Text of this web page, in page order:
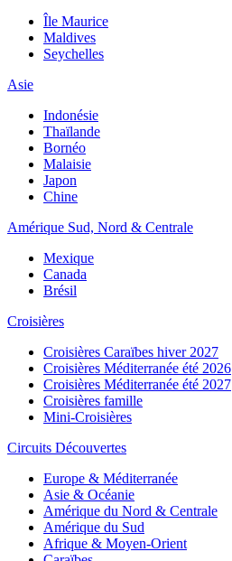
Île Maurice
Maldives
Seychelles
Asie
Indonésie
Thaïlande
Bornéo
Malaisie
Japon
Chine
Amérique Sud, Nord & Centrale
Mexique
Canada
Brésil
Croisières
Croisières Caraïbes hiver 2027
Croisières Méditerranée été 2026
Croisières Méditerranée été 2027
Croisières famille
Mini-Croisières
Circuits Découvertes
Europe & Méditerranée
Asie & Océanie
Amérique du Nord & Centrale
Amérique du Sud
Afrique & Moyen-Orient